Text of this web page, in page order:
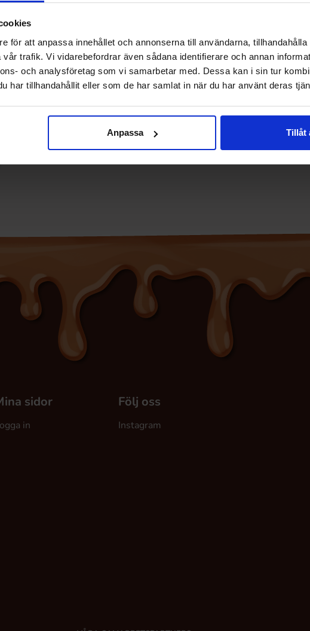
för att anpassa innehållet och annonserna till användarna,
trafik. Vi vidarebefordrar även sådana identifierare och annan
och analysföretag som vi samarbetar med. Dessa kan i sin tur
har tillhandahållit eller som de har samlat in när du har använt deras
Anpassa Tillåt
sidor
in
Följ oss
Instagram